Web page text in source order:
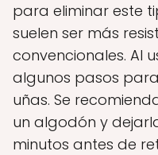
para eliminar este
suelen ser más
convencionales. Al
algunos pasos
uñas. Se
un algodón y
minutos antes de